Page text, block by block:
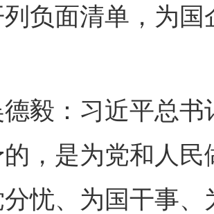
面清单，为国
：习近平总书
的，是为党和人
忧、为国干事、